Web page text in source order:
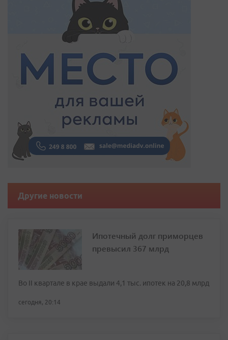
Другие новости
Ипотечный долг приморцев
превысил 367 млрд
Во II квартале в крае выдали 4,1 тыс. ипотек на 20,8 млрд
сегодня, 20:14